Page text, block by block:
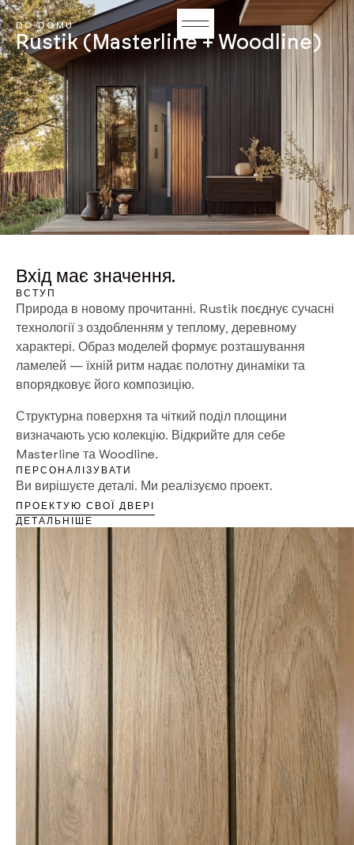
DO DOMU
Rustik (Masterline + Woodline)
Вхід має значення.
ВСТУП
Природа в новому прочитанні. Rustik поєднує сучасні
технології з оздобленням у теплому, деревному
характері. Образ моделей формує розташування
ламелей — їхній ритм надає полотну динаміки та
впорядковує його композицію.
Структурна поверхня та чіткий поділ площини
визначають усю колекцію. Відкрийте для себе
Masterline та Woodline.
ПЕРСОНАЛІЗУВАТИ
Ви вирішуєте деталі. Ми реалізуємо проект.
ПРОЕКТУЮ СВОЇ ДВЕРІ
ДЕТАЛЬНІШЕ